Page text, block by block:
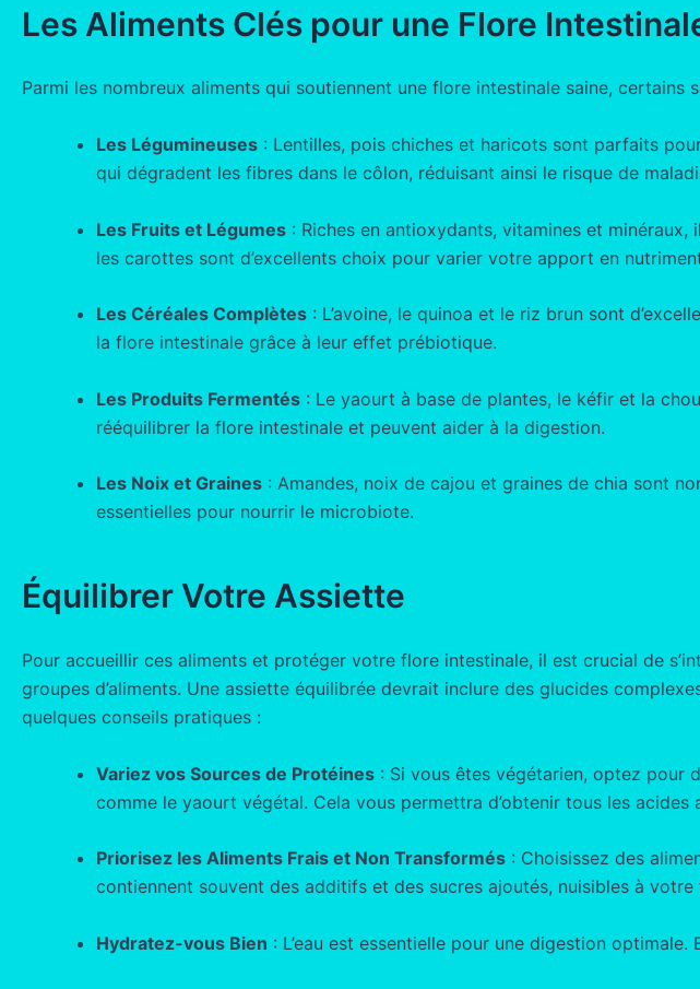
Les Aliments Clés pour une Flore
Parmi les nombreux aliments qui soutiennent une flore intestinale saine, certains
Les Légumineuses : Lentilles, pois chiches et haricots sont parfaits
qui dégradent les fibres dans le côlon, réduisant ainsi le risque de
Les Fruits et Légumes : Riches en antioxydants, vitamines et
les carottes sont d’excellents choix pour varier votre apport en
Les Céréales Complètes : L’avoine, le quinoa et le riz brun sont
la flore intestinale grâce à leur effet prébiotique.
Les Produits Fermentés : Le yaourt à base de plantes, le kéfir et la
rééquilibrer la flore intestinale et peuvent aider à la digestion.
Les Noix et Graines : Amandes, noix de cajou et graines de chia sont
essentielles pour nourrir le microbiote.
Équilibrer Votre Assiette
Pour accueillir ces aliments et protéger votre flore intestinale, il est crucial de
groupes d’aliments. Une assiette équilibrée devrait inclure des glucides
quelques conseils pratiques :
Variez vos Sources de Protéines : Si vous êtes végétarien, optez pour
comme le yaourt végétal. Cela vous permettra d’obtenir tous les acides
Priorisez les Aliments Frais et Non Transformés : Choisissez des
contiennent souvent des additifs et des sucres ajoutés, nuisibles à votre
Hydratez-vous Bien : L’eau est essentielle pour une digestion